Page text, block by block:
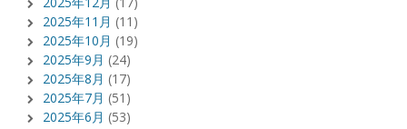
2025年11月 (11)
2025年10月 (19)
2025年9月 (24)
2025年8月 (17)
2025年7月 (51)
2025年6月 (53)